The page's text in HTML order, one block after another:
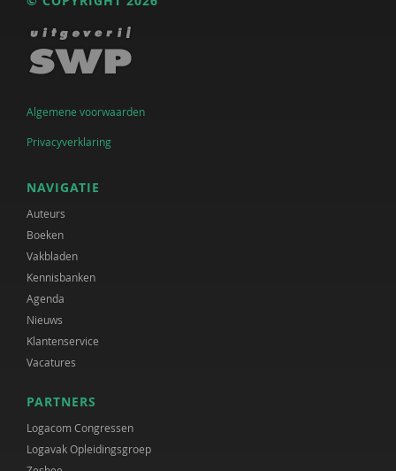
Algemene voorwaarden
Privacyverklaring
NAVIGATIE
Auteurs
Boeken
Vakbladen
Kennisbanken
Agenda
Nieuws
Klantenservice
Vacatures
PARTNERS
Logacom Congressen
Logavak Opleidingsgroep